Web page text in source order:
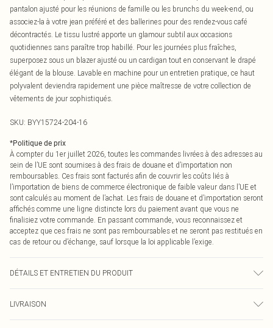
pantalon ajusté pour les réunions de famille ou les brunchs du week-end, ou
associez-la à votre jean préféré et des ballerines pour des rendez-vous café
décontractés. Le tissu lustré apporte un glamour subtil aux occasions
quotidiennes sans paraître trop habillé. Pour les journées plus fraîches,
superposez sous un blazer ajusté ou un cardigan tout en conservant le drapé
élégant de la blouse. Lavable en machine pour un entretien pratique, ce haut
polyvalent deviendra rapidement une pièce maîtresse de votre collection de
vêtements de jour sophistiqués.
SKU: BYY15724-204-16
*Politique de prix
À compter du 1er juillet 2026, toutes les commandes livrées à des adresses au
sein de l’UE sont soumises à des frais de douane et d’importation non
remboursables. Ces frais sont facturés afin de couvrir les coûts liés à
l’importation de biens de commerce électronique de faible valeur dans l’UE et
sont calculés au moment de l’achat. Les frais de douane et d’importation seront
affichés comme une ligne distincte lors du paiement avant que vous ne
finalisiez votre commande. En passant commande, vous reconnaissez et
acceptez que ces frais ne sont pas remboursables et ne seront pas restitués en
cas de retour ou d’échange, sauf lorsque la loi applicable l’exige.
DÉTAILS ET ENTRETIEN DU PRODUIT
mannequin porte une taille 10, taille approximative 1m70 - 1m75.
LIVRAISON